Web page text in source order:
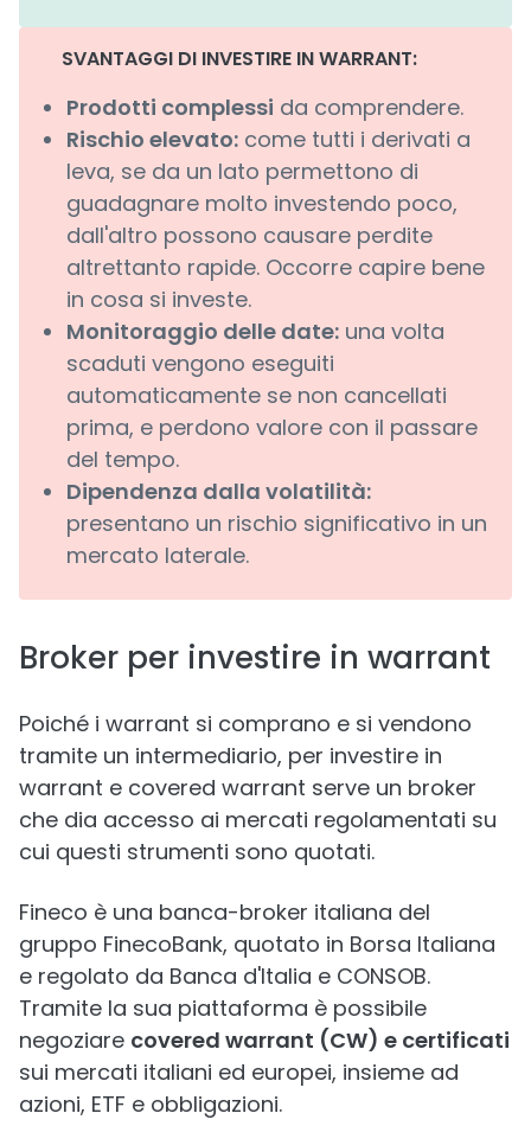
SVANTAGGI DI INVESTIRE IN WARRANT:
Prodotti complessi da comprendere.
Rischio elevato: come tutti i derivati a
leva, se da un lato permettono di
guadagnare molto investendo poco,
dall'altro possono causare perdite
altrettanto rapide. Occorre capire bene
in cosa si investe.
Monitoraggio delle date: una volta
scaduti vengono eseguiti
automaticamente se non cancellati
prima, e perdono valore con il passare
del tempo.
Dipendenza dalla volatilità:
presentano un rischio significativo in un
mercato laterale.
Broker per investire in warrant
Poiché i warrant si comprano e si vendono
tramite un intermediario, per investire in
warrant e covered warrant serve un broker
che dia accesso ai mercati regolamentati su
cui questi strumenti sono quotati.
Fineco è una banca-broker italiana del
gruppo FinecoBank, quotato in Borsa Italiana
e regolato da Banca d'Italia e CONSOB.
Tramite la sua piattaforma è possibile
negoziare covered warrant (CW) e certificati
sui mercati italiani ed europei, insieme ad
azioni, ETF e obbligazioni.